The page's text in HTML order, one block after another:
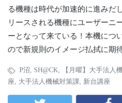
る機種は時代が加速的に進みだ
リースされる機種にユーザーニ
ーとなって来ている！本機につ
ので新規則のイメージ払拭に期
P沼, SH@CK,
【月曜】大手法人
座, 大手法人機械対策課, 新台講座